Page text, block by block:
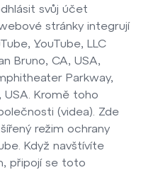
svůj účet
stránky integrují
YouTube, LLC
Bruno, CA, USA,
Parkway,
Kromě toho
(videa). Zde
režim ochrany
Když navštívíte
připojí se toto